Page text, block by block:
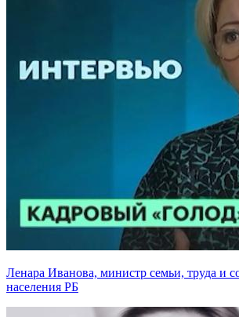
Ленара Иванова, министр семьи, труда и
населения РБ